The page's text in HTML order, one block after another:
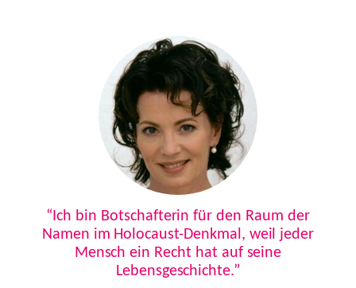
“Ich bin Botschafterin für den Raum der
Namen im Holocaust-Denkmal, weil jeder
Mensch ein Recht hat auf seine
Lebensgeschichte.”